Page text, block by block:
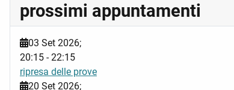
prossimi appuntamenti
03 Set 2026;
20:15 -22:15
ripresa delle prove
20 Set 2026;